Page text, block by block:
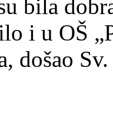
bila
i u OŠ
došao